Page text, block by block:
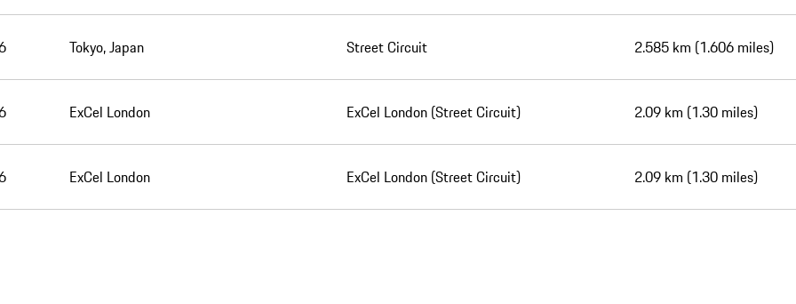
Tokyo, Japan Street Circuit 2.585 km (1.606 miles)
ExCel London ExCel London (Street Circuit) 2.09 km (1.30 miles)
ExCel London ExCel London (Street Circuit) 2.09 km (1.30 miles)